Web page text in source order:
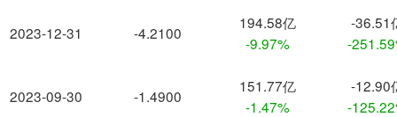
2023-12-31
2023-09-30
-4.2100
194.58亿
-9.97%
-36.51
-
-1.4900
151.77亿
-1.47%
-12.90
-